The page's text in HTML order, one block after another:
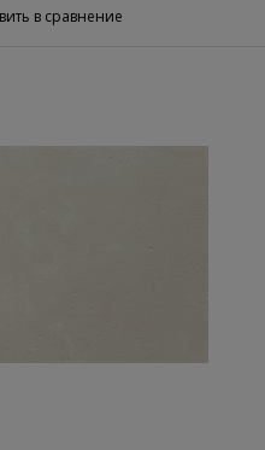
в сравнение